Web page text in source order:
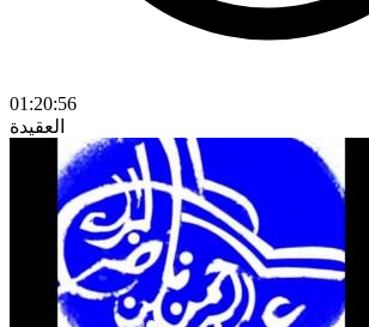
01:20:56
العقيدة